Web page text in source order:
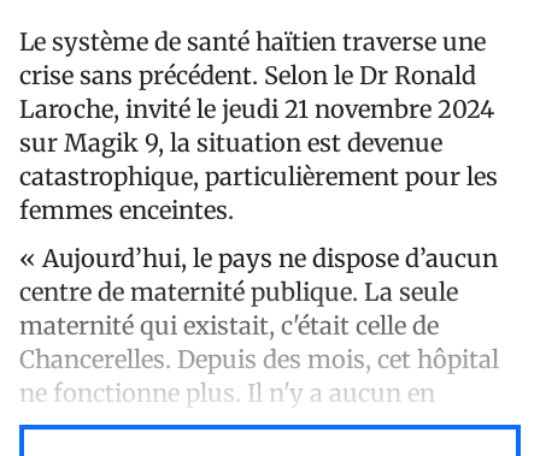
Le système de santé haïtien traverse une
crise sans précédent. Selon le Dr Ronald
Laroche, invité le jeudi 21 novembre 2024
sur Magik 9, la situation est devenue
catastrophique, particulièrement pour les
femmes enceintes.
« Aujourd’hui, le pays ne dispose d’aucun
centre de maternité publique. La seule
maternité qui existait, c'était celle de
Chancerelles. Depuis des mois, cet hôpital
ne fonctionne plus. Il n'y a aucun en